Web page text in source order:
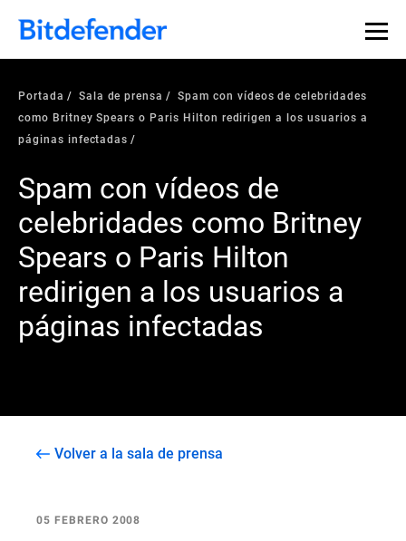
Portada Sala de prensa
Spam con vídeos de celebridades
como Britney Spears o Paris Hilton redirigen a los usuarios a
páginas infectadas
Spam con vídeos de
celebridades como Britney
Spears o Paris Hilton
redirigen a los usuarios a
páginas infectadas
Volver a la sala de prensa
05 FEBRERO 2008